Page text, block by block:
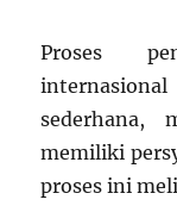
Proses
sederhana,
memiliki
proses ini